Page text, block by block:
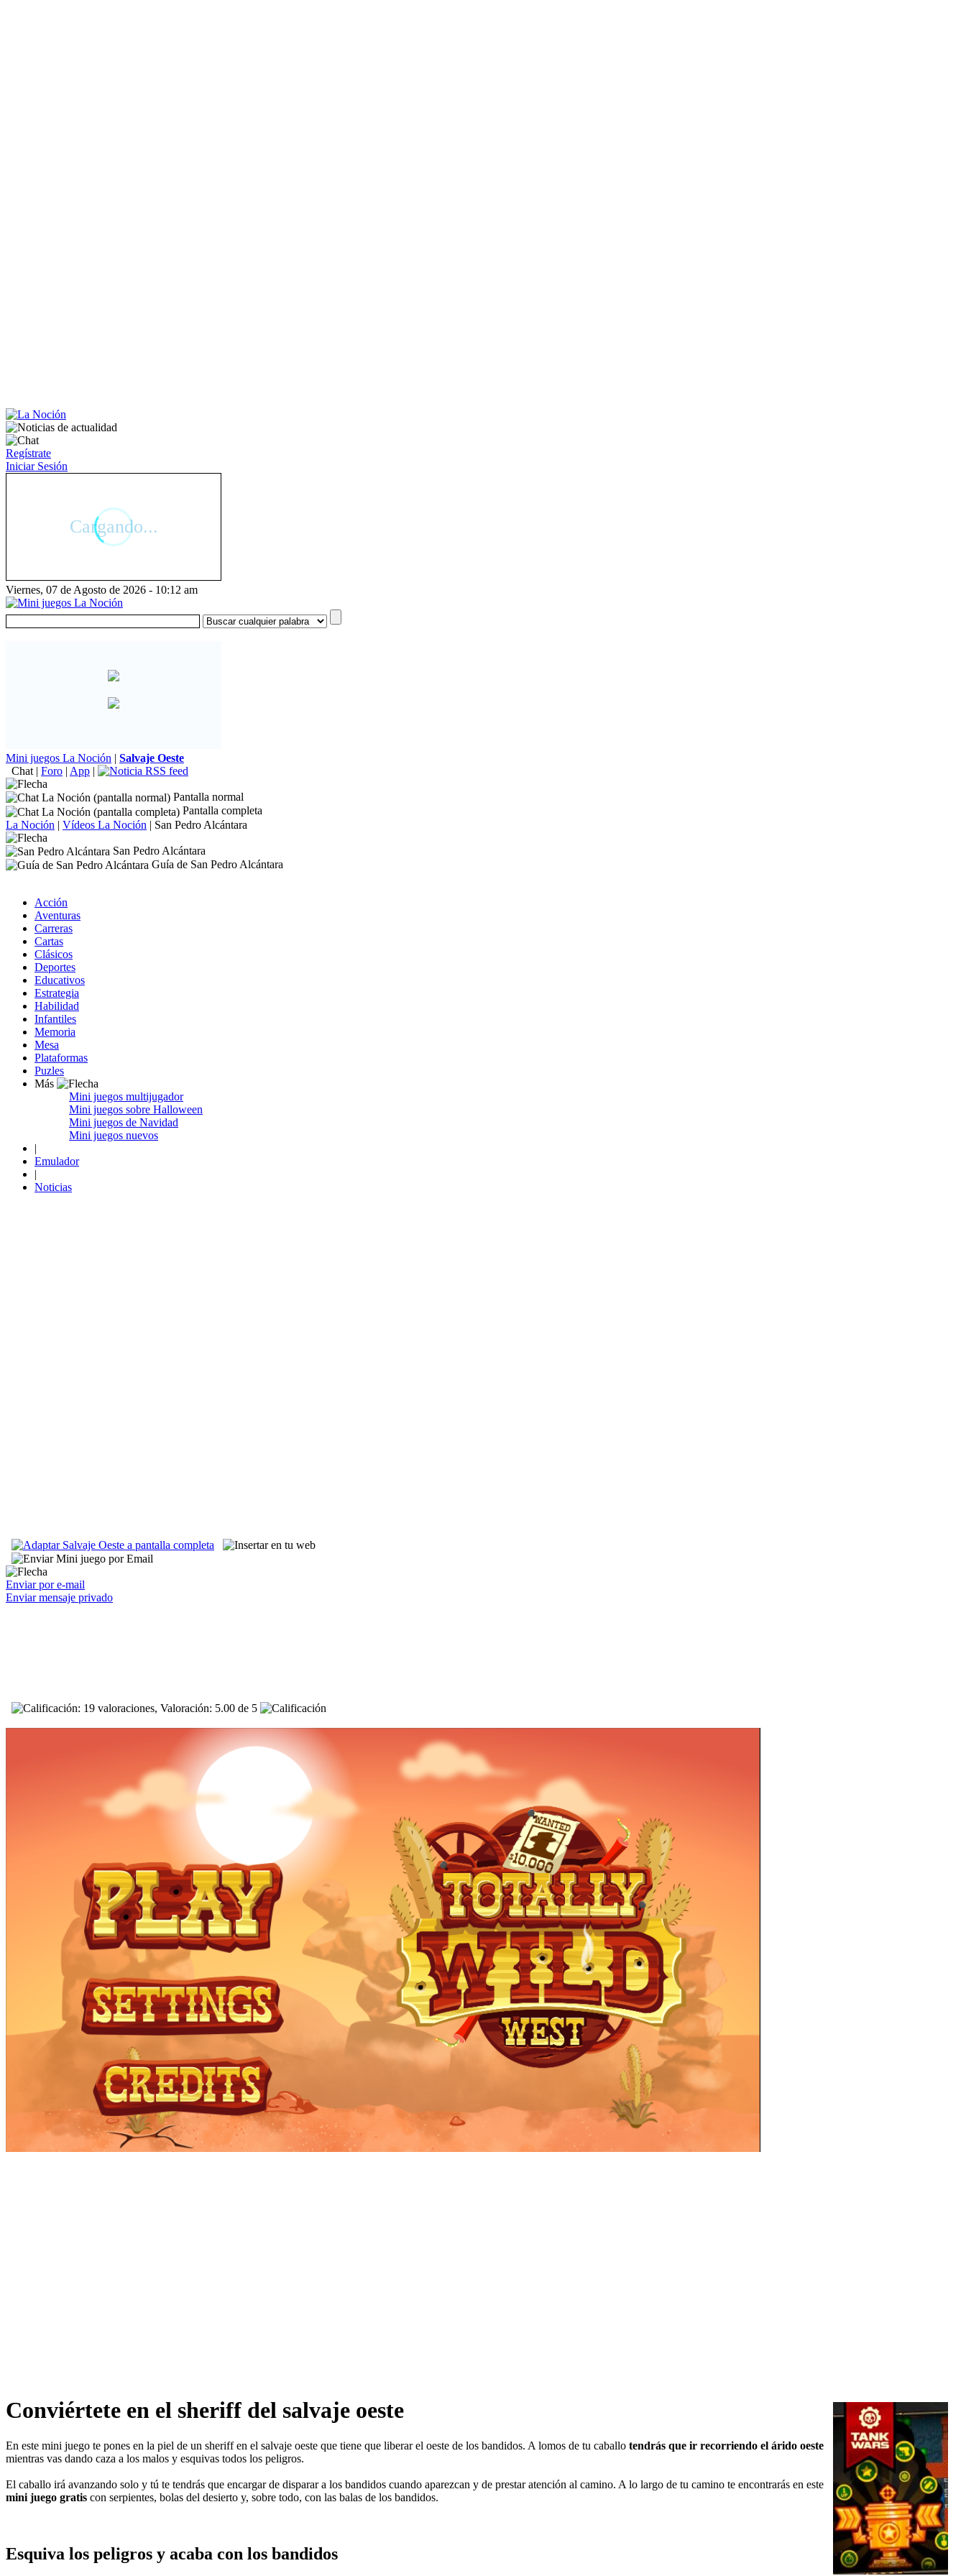
Regístrate
Iniciar Sesión
Viernes, 07 de Agosto de 2026 - 10:12 am
Mini juegos La Noción | Salvaje Oeste
Chat | Foro | App |
Pantalla normal
Pantalla completa
La Noción | Vídeos La Noción | San Pedro Alcántara
San Pedro Alcántara
Guía de San Pedro Alcántara
Acción
Aventuras
Carreras
Cartas
Clásicos
Deportes
Educativos
Estrategia
Habilidad
Infantiles
Memoria
Mesa
Plataformas
Puzles
Más
Mini juegos multijugador
Mini juegos sobre Halloween
Mini juegos de Navidad
Mini juegos nuevos
|
Emulador
|
Noticias
Enviar por e-mail
Enviar mensaje privado
Conviértete en el sheriff del salvaje oeste
En este mini juego te pones en la piel de un sheriff en el salvaje oeste que tiene que liberar el oeste de los bandidos. A lomos de tu caballo tendrás que ir recorriendo el árido oeste
mientras vas dando caza a los malos y esquivas todos los peligros.
El caballo irá avanzando solo y tú te tendrás que encargar de disparar a los bandidos cuando aparezcan y de prestar atención al camino. A lo largo de tu camino te encontrarás en este
mini juego gratis con serpientes, bolas del desierto y, sobre todo, con las balas de los bandidos.
Esquiva los peligros y acaba con los bandidos